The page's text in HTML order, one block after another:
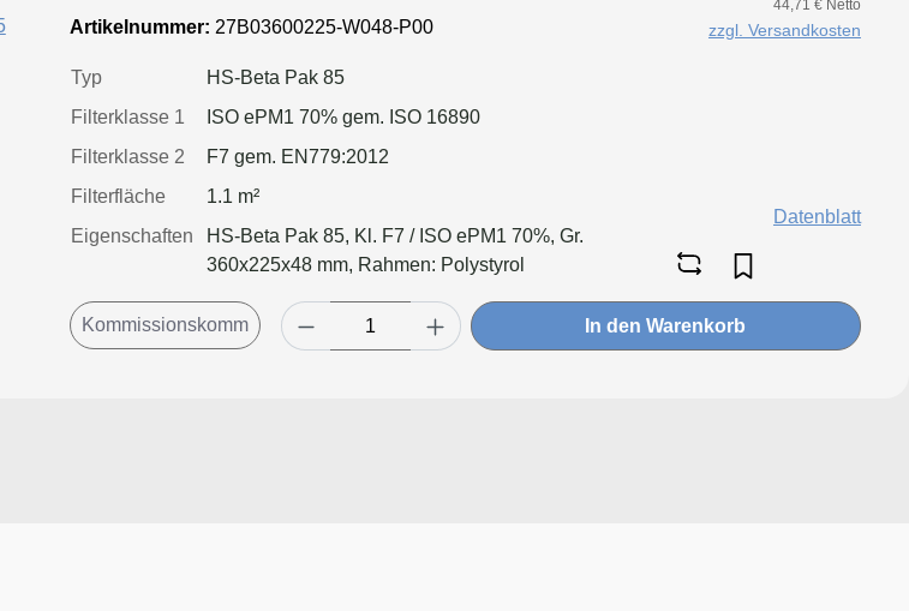
Artikelnummer: 27B03600225-W048-P00
Typ
HS-Beta Pak 85
Filterklasse 1
ISO ePM1 70% gem. ISO 16890
Filterklasse 2
F7 gem. EN779:2012
Filterfläche
1.1 m²
Eigenschaften
HS-Beta Pak 85, Kl. F7 / ISO ePM1 70%, Gr.
360x225x48 mm, Rahmen: Polystyrol
44,71 € Netto
zzgl. Versandkosten
Datenblatt
In den Warenkorb